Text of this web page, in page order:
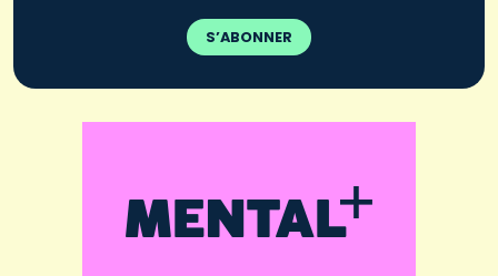
S’ABONNER